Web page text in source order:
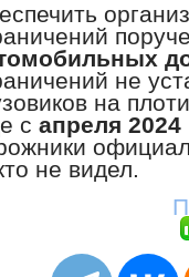
не
на
с апреля 2024
не видел.